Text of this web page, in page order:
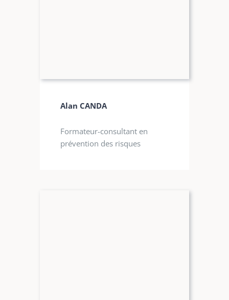
Alan CANDA
Formateur-consultant en
prévention des risques